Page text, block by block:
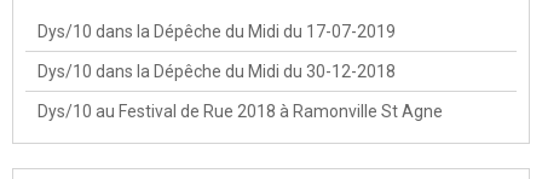
Dys/10 dans la Dépêche du Midi du 17-07-2019
Dys/10 dans la Dépêche du Midi du 30-12-2018
Dys/10 au Festival de Rue 2018 à Ramonville St Agne